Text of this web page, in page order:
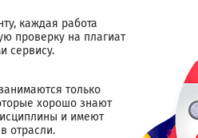
каждая работа
проверку на плагиат
сервису.
только
хорошо знают
и имеют
отрасли.